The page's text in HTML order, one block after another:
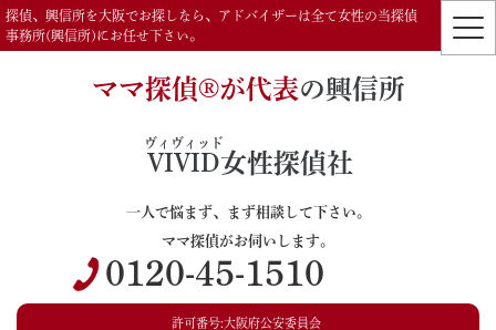
探偵、興信所を大阪でお探しなら、アドバイザーは全て女性の当探偵
事務所(興信所)にお任せ下さい。
ママ探偵®️が代表の興信所
VIVID
ヴィヴィッド
女性探偵社
一人で悩まず、まず相談して下さい。
ママ探偵がお伺いします。
0120-45-1510
許可番号:大阪府公安委員会